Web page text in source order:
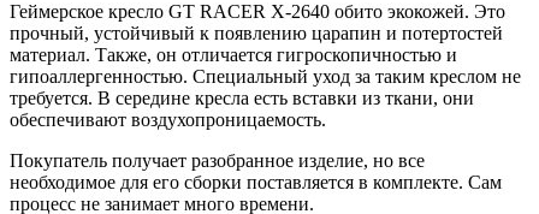
Геймерское кресло GT RACER X-2640 обито экокожей. Это
прочный, устойчивый к появлению царапин и потертостей
материал. Также, он отличается гигроскопичностью и
гипоаллергенностью. Специальный уход за таким креслом не
требуется. В середине кресла есть вставки из ткани, они
обеспечивают воздухопроницаемость.
Покупатель получает разобранное изделие, но все
необходимое для его сборки поставляется в комплекте. Сам
процесс не занимает много времени.